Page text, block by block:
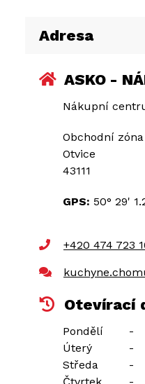
Adresa
ASKO -
Nákupní
Obchodní
Otvice
43111
GPS: 50° 29'
+420 474 723
Otevírací
Pondělí -
Úterý
-
Středa
-